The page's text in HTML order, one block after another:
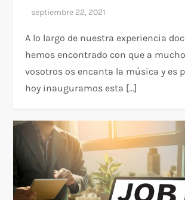
A lo largo de nuestra experiencia
hemos encontrado con que a
vosotros os encanta la música y es
hoy inauguramos esta […]